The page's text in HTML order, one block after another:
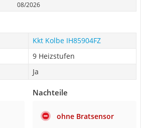
08/2026
Kkt Kolbe IH85904FZ
9 Heizstufen
Ja
Nachteile
ohne Bratsensor